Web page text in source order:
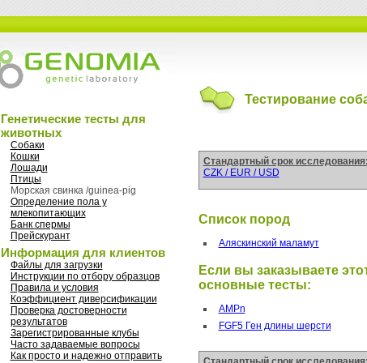
Генетические тесты для
животных
Собаки
Кошки
Лошади
Птицы
Морская свинка /guinea-pig
Oпределение пола у
млекопитающих
Банк спермы
Прейскурант
Информация для клиентов
Файлы для загрузки
Инструкции по отбору образцов
Правила и условия
Коэффициент диверсификации
Проверка достоверности
результатов
Зарегистрированные клубы
Часто задаваемые вопросы
Как просто и надежно отправить
Тестирование
Стандартный срок
CZK / EUR / USD
Список пород
Аляскинский маламут
Если вы заказываете
основные тесты:
AMPn
FGF5 Ген длины шерсти